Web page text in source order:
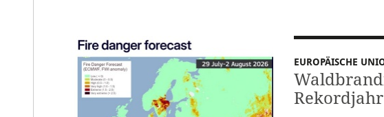
EUROPÄISCHE
Rekordjahr